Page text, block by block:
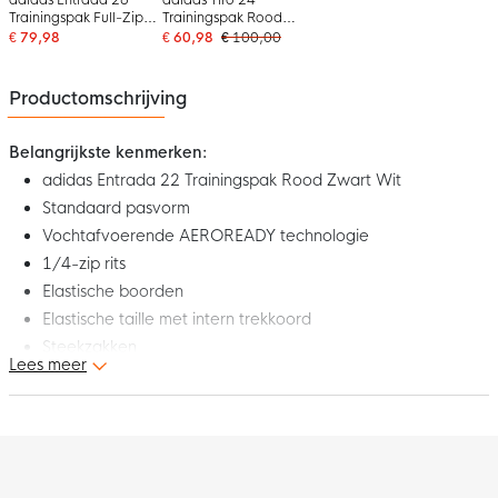
Trainingspak Full-Zip
Rood Zwart
€ 79,98
Trainingspak Rood
Zwart Wit
€ 60,98 € 100,00
Productomschrijving
Belangrijkste kenmerken:
adidas Entrada 22 Trainingspak Rood Zwart Wit
Standaard pasvorm
Vochtafvoerende AEROREADY technologie
1/4-zip rits
Elastische boorden
Elastische taille met intern trekkoord
Steekzakken
Enkelritsen
Materiaal: 100% gerecycled polyester
Lees meer